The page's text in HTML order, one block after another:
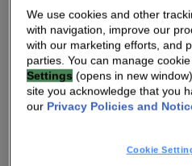
Mai 11 , 2023
Lire
We use cookies and other
with navigation, improve our
with our marketing efforts, and
parties. You can manage
Settings (opens in new
site you acknowledge that you
our Privacy Policies and
Cookie